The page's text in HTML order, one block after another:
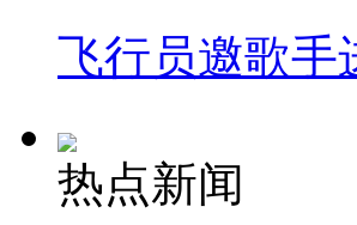
飞行员邀歌手
热点新闻